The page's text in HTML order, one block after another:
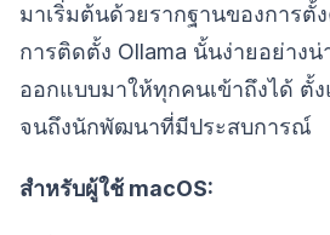
มาเริ่มต้นด้วยรากฐานของการตั้
การติดตั้ง Ollama นั้นง่ายอย่าง
ออกแบบมาให้ทุกคนเข้าถึงได้ ตั้
จนถึงนักพัฒนาที่มีประสบการณ์
สำหรับผู้ใช้ macOS: